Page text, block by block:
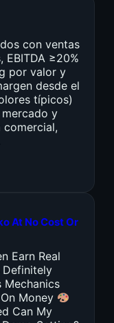
con ventas
EBITDA ≥20%
por valor y
desde el
típicos)
y
comercial,
At No Cost Or
Earn Real
Definitely
Mechanics
Money
Can My